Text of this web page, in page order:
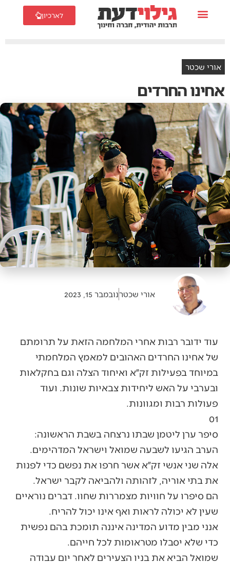
לארכיון
אורי שכטר
אחינו החרדים
אורי שכטרנובמבר 15, 2023
עוד ידובר רבות אחרי המלחמה הזאת על תרומתם
של אחינו החרדים האהובים למאמץ המלחמתי
במיוחד בפעילות זק״א ואיחוד הצלה וגם בחקלאות
ובערבי על האש ליחידות צבאיות שונות. ועוד
פעולות רבות ומגוונות.
01
סיפר ערן ליטמן שבתו נרצחה בשבת הראשונה:
הערב הגיעו לשבעה שמואל וישראל המדהימים.
אלה שני אנשי זק״א אשר חרפו את נפשם כדי לפנות
את בתי אוריה, לזהותה ולהביאה לקבר ישראל.
הם סיפרו על חוויות מצמררות שחוו. דברים נוראיים
שעין לא יכולה לראות ואף אינו יכול להריח.
אנני מבין מדוע המדינה איננה תומכת בהם נפשית
כדי שלא יסבלו מטראומות לכל חייהם.
שמואל הביא את בניו הצעירים לאחר יום עבודה